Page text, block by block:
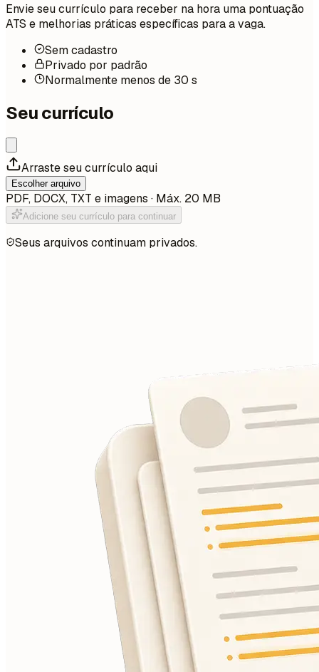
Envie seu currículo para receber na hora uma pontuação
ATS e melhorias práticas específicas para a vaga.
Sem cadastro
Privado por padrão
Normalmente menos de 30 s
Seu currículo
Arraste seu currículo aqui
Escolher arquivo
PDF, DOCX, TXT e imagens · Máx. 20 MB
Adicione seu currículo para continuar
Seus arquivos continuam privados.